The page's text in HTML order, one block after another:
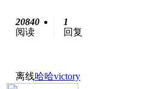
20840
阅读
1
回复
离线哈哈victory